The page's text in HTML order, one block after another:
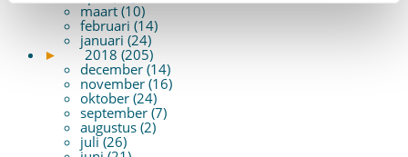
maart (10)
februari (14)
januari (24)
►
2018 (205)
december (14)
november (16)
oktober (24)
september (7)
augustus (2)
juli (26)